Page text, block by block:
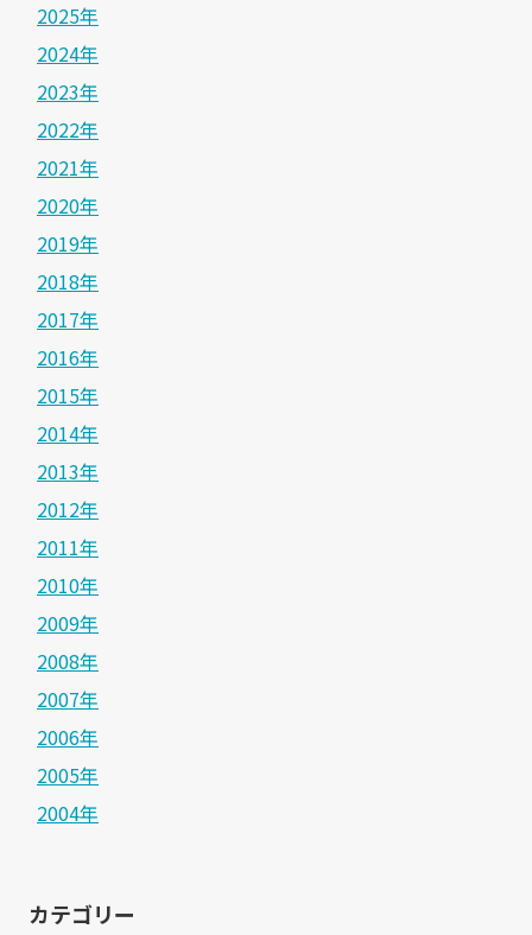
2025年
2024年
2023年
2022年
2021年
2020年
2019年
2018年
2017年
2016年
2015年
2014年
2013年
2012年
2011年
2010年
2009年
2008年
2007年
2006年
2005年
2004年
カテゴリー